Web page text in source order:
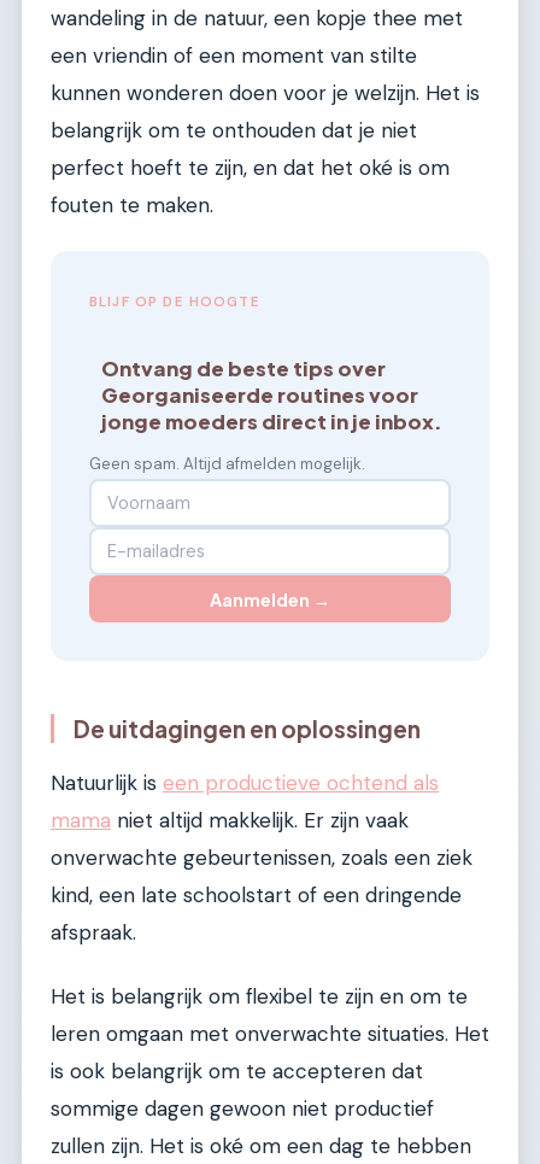
wandeling in de natuur, een kopje thee met
een vriendin of een moment van stilte
kunnen wonderen doen voor je welzijn. Het is
belangrijk om te onthouden dat je niet
perfect hoeft te zijn, en dat het oké is om
fouten te maken.
BLIJF OP DE HOOGTE
Ontvang de beste tips over
Georganiseerde routines voor
jonge moeders direct in je inbox.
Geen spam. Altijd afmelden mogelijk.
Aanmelden →
De uitdagingen en oplossingen
Natuurlijk is een productieve ochtend als
mama niet altijd makkelijk. Er zijn vaak
onverwachte gebeurtenissen, zoals een ziek
kind, een late schoolstart of een dringende
afspraak.
Het is belangrijk om flexibel te zijn en om te
leren omgaan met onverwachte situaties. Het
is ook belangrijk om te accepteren dat
sommige dagen gewoon niet productief
zullen zijn. Het is oké om een dag te hebben